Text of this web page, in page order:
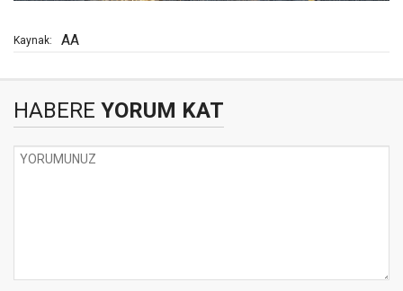
Kaynak: AA
HABERE YORUM KAT